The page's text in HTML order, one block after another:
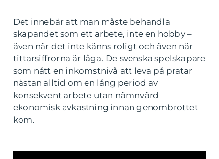
Det innebär att man måste behandla
skapandet som ett arbete, inte en hobby –
även när det inte känns roligt och även när
tittarsiffrorna är låga. De svenska spelskapare
som nått en inkomstnivå att leva på pratar
nästan alltid om en lång period av
konsekvent arbete utan nämnvärd
ekonomisk avkastning innan genombrottet
kom.